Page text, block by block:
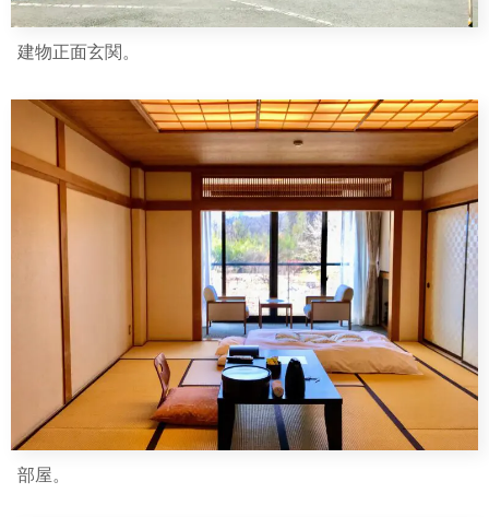
建物正面玄関。
部屋。